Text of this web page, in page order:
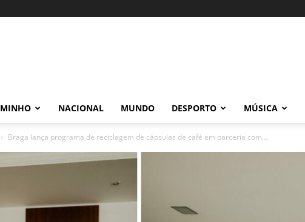
MINHO NACIONAL MUNDO DESPORTO MÚSICA
Braga lança programa de reciclagem de cápsulas de café em parceria com...